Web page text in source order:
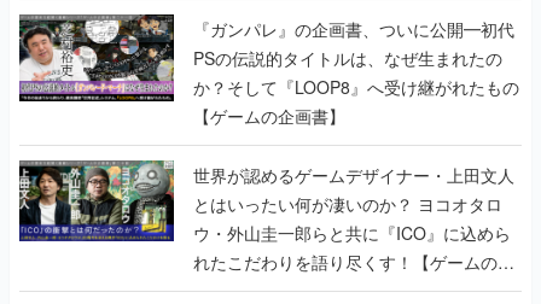
『ガンパレ』の企画書、ついに公開━初代
PSの伝説的タイトルは、なぜ生まれたの
か？そして『LOOP8』へ受け継がれたもの
【ゲームの企画書】
世界が認めるゲームデザイナー・上田文人
とはいったい何が凄いのか？ ヨコオタロ
ウ・外山圭一郎らと共に『ICO』に込めら
れたこだわりを語り尽くす！【ゲームの企
画書】